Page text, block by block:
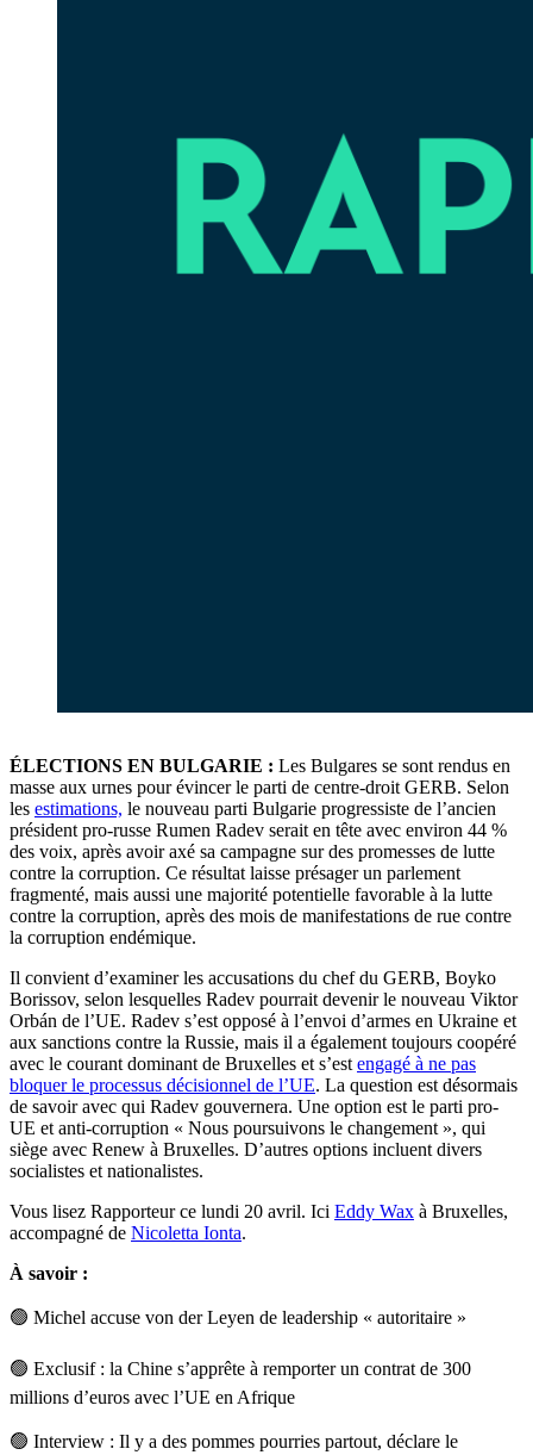
ÉLECTIONS EN BULGARIE : Les Bulgares se sont rendus en
masse aux urnes pour évincer le parti de centre-droit GERB. Selon
les estimations, le nouveau parti Bulgarie progressiste de l’ancien
président pro-russe Rumen Radev serait en tête avec environ 44 %
des voix, après avoir axé sa campagne sur des promesses de lutte
contre la corruption. Ce résultat laisse présager un parlement
fragmenté, mais aussi une majorité potentielle favorable à la lutte
contre la corruption, après des mois de manifestations de rue contre
la corruption endémique.
Il convient d’examiner les accusations du chef du GERB, Boyko
Borissov, selon lesquelles Radev pourrait devenir le nouveau Viktor
Orbán de l’UE. Radev s’est opposé à l’envoi d’armes en Ukraine et
aux sanctions contre la Russie, mais il a également toujours coopéré
avec le courant dominant de Bruxelles et s’est engagé à ne pas
bloquer le processus décisionnel de l’UE. La question est désormais
de savoir avec qui Radev gouvernera. Une option est le parti pro-
UE et anti-corruption « Nous poursuivons le changement », qui
siège avec Renew à Bruxelles. D’autres options incluent divers
socialistes et nationalistes.
Vous lisez Rapporteur ce lundi 20 avril. Ici Eddy Wax à Bruxelles,
accompagné de Nicoletta Ionta.
À savoir :
🟢 Michel accuse von der Leyen de leadership « autoritaire »
🟢 Exclusif : la Chine s’apprête à remporter un contrat de 300
millions d’euros avec l’UE en Afrique
🟢 Interview : Il y a des pommes pourries partout, déclare le